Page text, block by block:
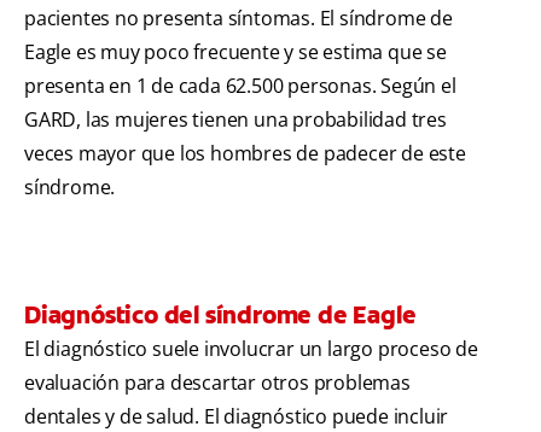
pacientes no presenta síntomas. El síndrome de
Eagle es muy poco frecuente y se estima que se
presenta en 1 de cada 62.500 personas. Según el
GARD, las mujeres tienen una probabilidad tres
veces mayor que los hombres de padecer de este
síndrome.
Diagnóstico del síndrome de Eagle
El diagnóstico suele involucrar un largo proceso de
evaluación para descartar otros problemas
dentales y de salud. El diagnóstico puede incluir